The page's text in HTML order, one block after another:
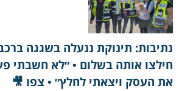
נתיבות: תינוקת ננעלה בשגגה
חילצו אותה בשלום • ״לא חשבתי
את העסק ויצאתי לחלץ״ • צפו 🎥